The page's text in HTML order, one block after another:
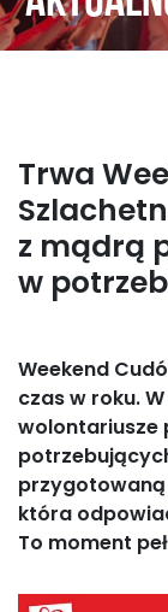
Trwa
z mądrą
w
Weekend
czas w roku.
wolontariusze
która
To moment